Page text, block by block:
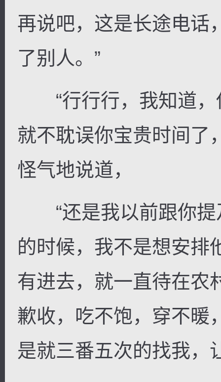
再说吧，这是长途电话
了别人。”
“行行行，我知道，
就不耽误你宝贵时间了
怪气地说道，
“还是我以前跟你提
的时候，我不是想安排
有进去，就一直待在农
歉收，吃不饱，穿不暖
是就三番五次的找我，